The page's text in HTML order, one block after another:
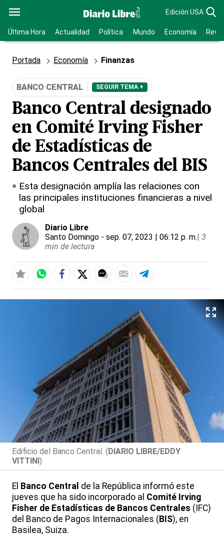
Edición USA
Última Hora Actualidad Política Mundo Economía
Portada Economía Finanzas
BANCO CENTRAL SEGUIR TEMA +
Banco Central designado
en Comité Irving Fisher
de Estadísticas de
Bancos Centrales del BIS
Esta designación amplía las relaciones con
las principales instituciones financieras a nivel
global
Diario Libre
Santo Domingo - sep. 07, 2023 | 06:12 p. m.| 3
min de lectura
Edificio del Banco Central. (DIARIO LIBRE/EDDY
VITTINI)
El Banco Central de la República informó este
jueves que ha sido incorporado al Comité Irving
Fisher de Estadísticas de Bancos Centrales (IFC)
del Banco de Pagos Internacionales ( BIS), en
Basilea, Suiza.